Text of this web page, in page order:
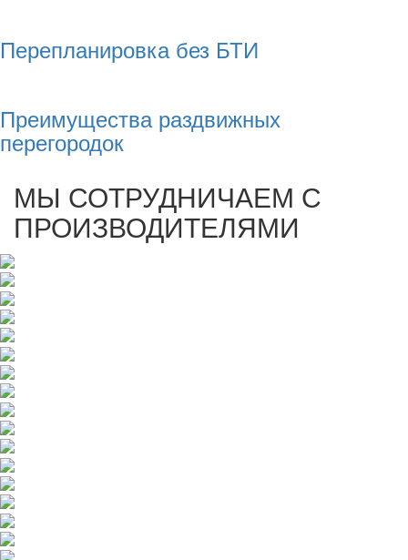
Перепланировка без БТИ
Преимущества раздвижных
перегородок
МЫ СОТРУДНИЧАЕМ С
ПРОИЗВОДИТЕЛЯМИ